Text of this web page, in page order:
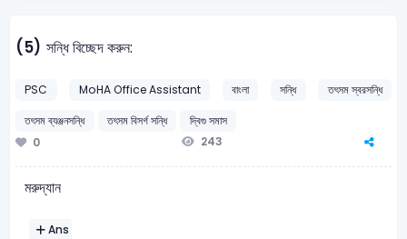
(5) সন্ধি বিচ্ছেদ করুন:
PSC MoHA Office Assistant বাংলা সন্ধি
তৎসম স্বরসন্ধি
তৎসম ব্যঞ্জনসন্ধি
তৎসম বিসর্গ সন্ধি
দ্বিগু সমাস
0
243
মরুদ্যান
Ans